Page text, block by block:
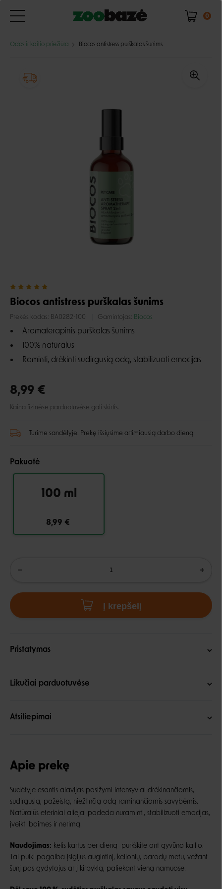
0
Odos ir kailio priežiūra Biocos antistress purškalas šunims
Biocos antistress purškalas šunims
Prekės kodas: BA0282-100 Gamintojas: Biocos
Aromaterapinis purškalas šunims
100% natūralus
Raminti, drėkinti sudirgusią odą, stabilizuoti emocijas
8,99 €
Kaina fizinėse parduotuvėse gali skirtis.
Turime sandėlyje. Prekę išsiųsime artimiausią darbo dieną!
Pakuotė
100 ml
8,99 €
Į krepšelį
Pristatymas
Likučiai parduotuvėse
Atsiliepimai
Apie prekę
Sudėtyje esantis alavijas pasižymi intensyviai drėkinančiomis,
sudirgusią, pažeistą, niežtinčią odą raminančiomis savybėmis.
Natūralūs eteriniai aliejai padeda nuraminti, stabilizuoti emocijas,
įveikti baimes ir nerimą.
Naudojimas: kelis kartus per dieną purkškite ant gyvūno kailio.
Tai puiki pagalba įsigijus augintinį, kelionių, parodų metu, vežant
šunį pas gydytojus ar į kirpyklą, paliekant vieną namuose.